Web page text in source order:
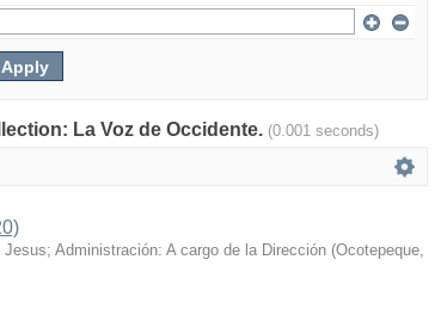
La Voz de Occidente. (0.001 seconds)
Administración: A cargo de la Dirección (Ocotepeque,